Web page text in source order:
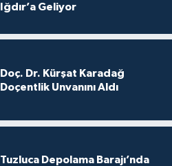
Iğdır’a Geliyor
Doç. Dr. Kürşat Karadağ
Doçentlik Unvanını Aldı
Tuzluca Depolama Barajı’nda